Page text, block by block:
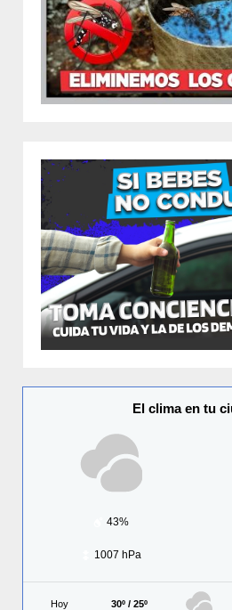
El clima en tu
43%
1007 hPa
Hoy 30º / 25º